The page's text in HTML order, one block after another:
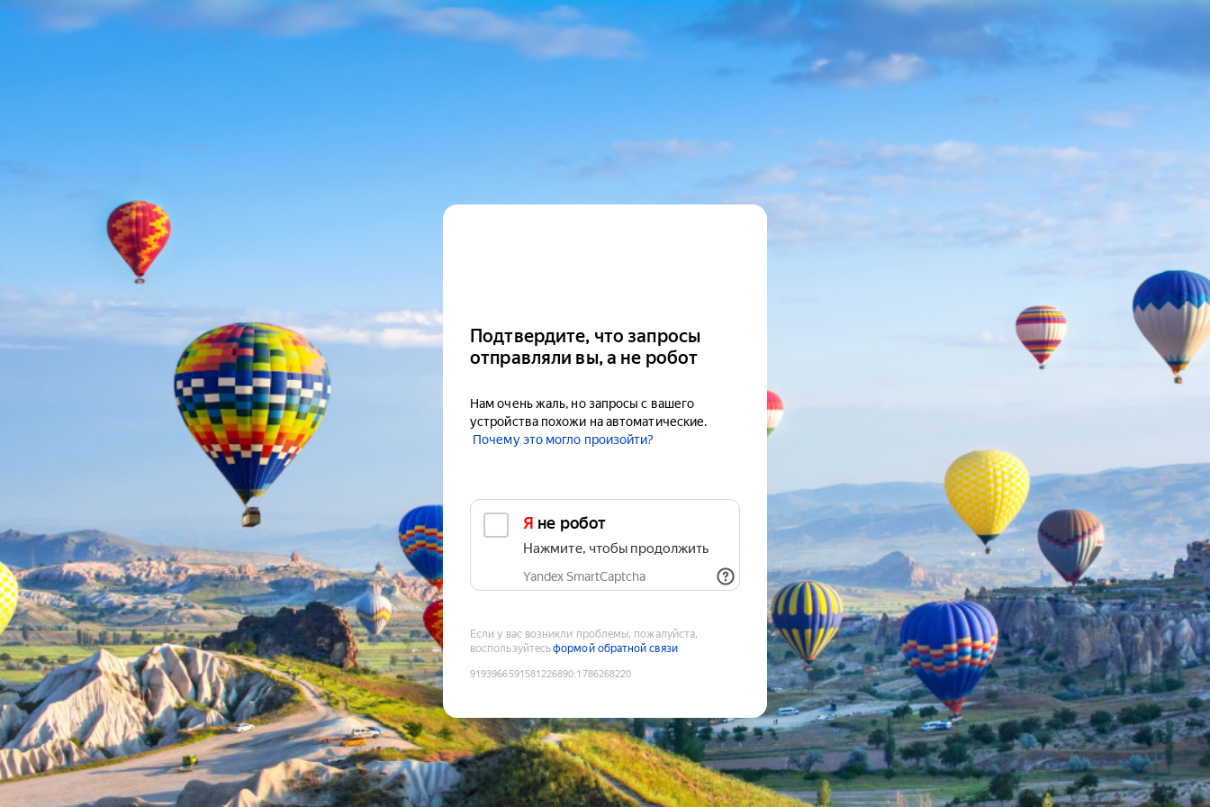
Подтвердите, что запросы
отправляли вы, а не робот
Нам очень жаль, но запросы с вашего
устройства похожи на автоматические.
Почему это могло произойти?
Я не робот
Нажмите, чтобы продолжить
Yandex SmartCaptcha
Если у вас возникли проблемы, пожалуйста,
воспользуйтесьформой обратной связи
9193966591581226890:1786268220